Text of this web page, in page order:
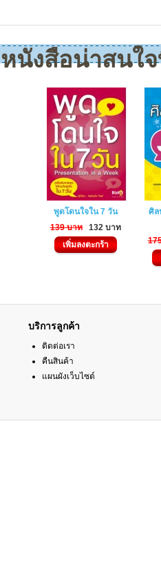
หนังสือน่าสนใจ
พูดโดนใจใน 7 วัน
139 บาท
132 บาท
เพิ่มลงตะกร้า
ศิล
บริการลูกค้า
ติดต่อเรา
คืนสินค้า
แผนผังเว็บไซต์